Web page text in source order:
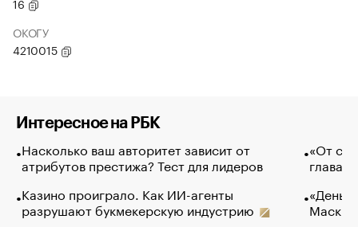
ОКОГУ
4210015
Интересное на РБК
Насколько ваш авторитет зависит от
атрибутов престижа? Тест для лидеров
Казино проиграло. Как ИИ-агенты
разрушают букмекерскую индустрию
«От
глава
Маск в